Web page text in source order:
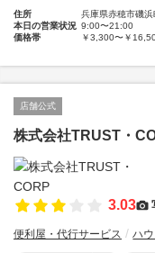
住所
兵庫県赤穂市磯浜
本日の営業状況 9:00〜21:00
価格帯
￥3,300〜￥
店舗公式
株式会社TRUST・
3.03
便利屋・代行サービス ハ